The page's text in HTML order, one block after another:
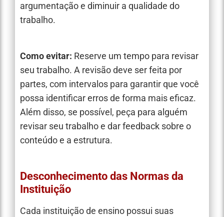
argumentação e diminuir a qualidade do
trabalho.
Como evitar: Reserve um tempo para revisar
seu trabalho. A revisão deve ser feita por
partes, com intervalos para garantir que você
possa identificar erros de forma mais eficaz.
Além disso, se possível, peça para alguém
revisar seu trabalho e dar feedback sobre o
conteúdo e a estrutura.
Desconhecimento das Normas da
Instituição
Cada instituição de ensino possui suas